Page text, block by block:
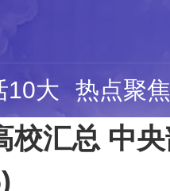
10大 热点聚焦
校汇总 中